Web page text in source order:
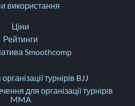
використання
Ціни
Рейтинги
Smoothcomp
турнірів BJJ
для організації турнірів
MMA